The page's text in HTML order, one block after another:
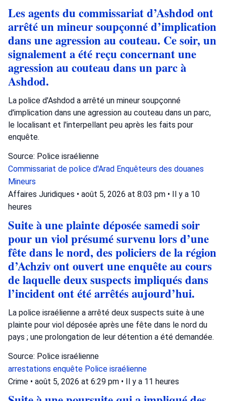
Les agents du commissariat d’Ashdod ont
arrêté un mineur soupçonné d’implication
dans une agression au couteau. Ce soir, un
signalement a été reçu concernant une
agression au couteau dans un parc à
Ashdod.
La police d'Ashdod a arrêté un mineur soupçonné
d'implication dans une agression au couteau dans un parc,
le localisant et l'interpellant peu après les faits pour
enquête.
Source: Police israélienne
Commissariat de police d'Arad Enquêteurs des douanes
Mineurs
Affaires Juridiques • août 5, 2026 at 8:03 pm • Il y a 10
heures
Suite à une plainte déposée samedi soir
pour un viol présumé survenu lors d’une
fête dans le nord, des policiers de la région
d’Achziv ont ouvert une enquête au cours
de laquelle deux suspects impliqués dans
l’incident ont été arrêtés aujourd’hui.
La police israélienne a arrêté deux suspects suite à une
plainte pour viol déposée après une fête dans le nord du
pays ; une prolongation de leur détention a été demandée.
Source: Police israélienne
arrestations enquête Police israélienne
Crime • août 5, 2026 at 6:29 pm • Il y a 11 heures